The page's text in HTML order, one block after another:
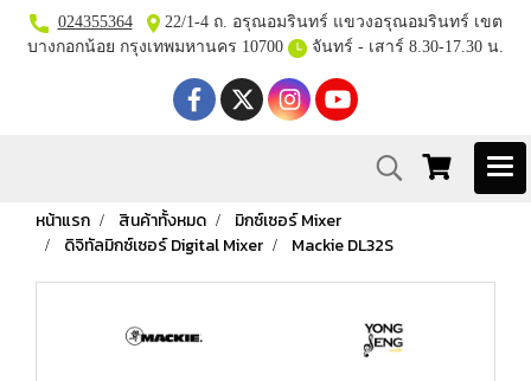
024355364
22/1-4 ถ. อรุณอมรินทร์ แขวงอรุณอมรินทร์ เขต
บางกอกน้อย กรุงเทพมหานคร 10700
จันทร์ - เสาร์ 8.30-17.30 น.
หน้าแรก สินค้าทั้งหมด
มิกซ์เซอร์ Mixer
ดิจิทัลมิกซ์เซอร์ Digital Mixer
Mackie DL32S